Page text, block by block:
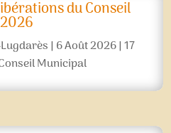
du Conseil
| 6 Août 2026|17
Municipal